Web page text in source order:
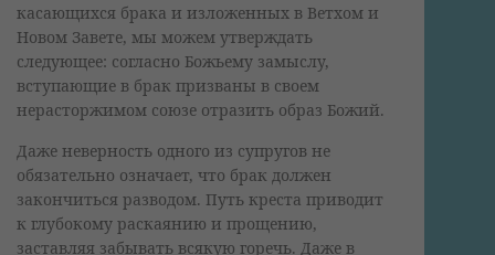
касающихся брака и изложенных в Ветхом и
Новом Завете, мы можем утверждать
следующее: согласно Божьему замыслу,
вступающие в брак призваны в своем
нерасторжимом союзе отразить образ Божий.
Даже неверность одного из супругов не
обязательно означает, что брак должен
закончиться разводом. Путь креста приводит
к глубокому раскаянию и прощению,
заставляя забывать всякую горечь. Даже в